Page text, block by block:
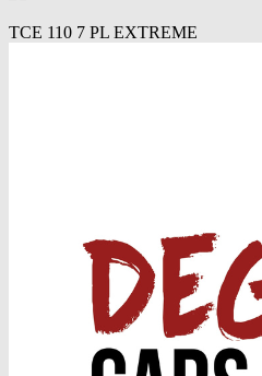
TCE 110 7 PL EXTREME